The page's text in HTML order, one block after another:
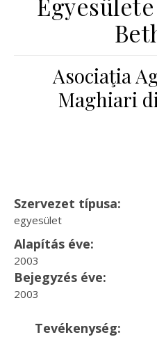
Asociaţia
Maghiari
Szervezet típusa:
egyesület
Alapítás éve:
2003
Bejegyzés éve:
2003
Tevékenység: